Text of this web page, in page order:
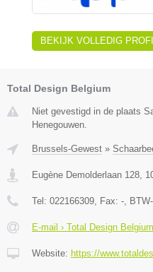
BEKIJK VOLLEDIG
Total Design Belgium
Niet gevestigd in de plaats
Henegouwen.
Brussels-Gewest »
Eugène Demolderlaan 128
Tel: 022166309 , Fax: - ,
E-mail › Total Design Belgium
Website: https://